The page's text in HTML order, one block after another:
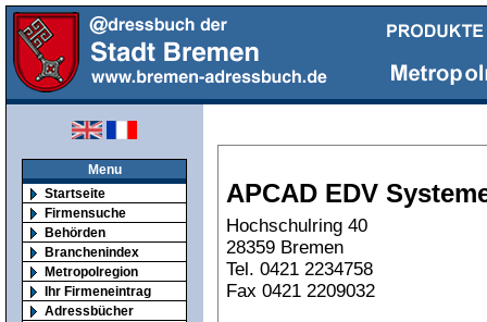
Menu
Startseite
Firmensuche
Behörden
Branchenindex
Metropolregion
Ihr Firmeneintrag
Adressbücher
APCAD EDV
Hochschulring 40
28359 Bremen
Tel. 0421 2234758
Fax 0421 2209032